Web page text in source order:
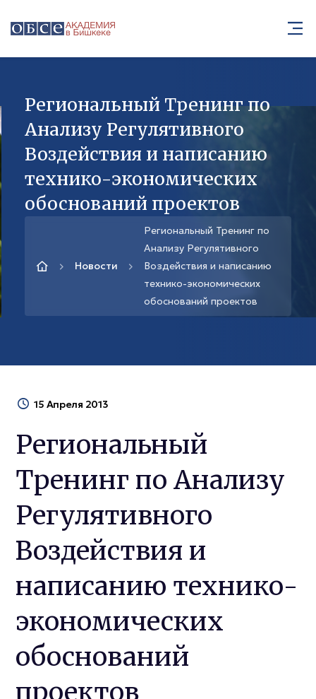
Региональный Тренинг по
Анализу Регулятивного
Воздействия и написанию
технико-экономических
обоснований проектов
Новости
Региональный Тренинг по
Анализу Регулятивного
Воздействия и написанию
технико-экономических
обоснований проектов
15 Апреля 2013
Региональный
Тренинг по Анализу
Регулятивного
Воздействия и
написанию технико-
экономических
обоснований
проектов